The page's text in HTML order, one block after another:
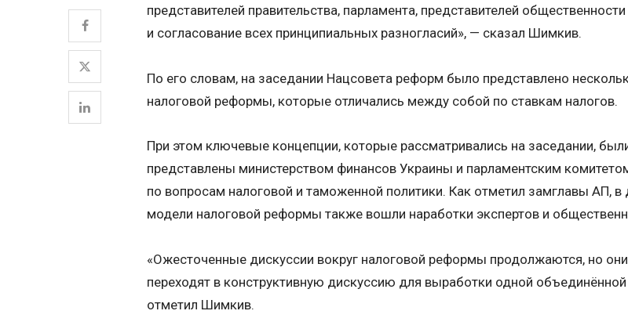
представителей правительства, парламента, представителей общественности
и согласование всех принципиальных разногласий», — сказал Шимкив.
По его словам, на заседании Нацсовета реформ было представлено
налоговой реформы, которые отличались между собой по ставкам налогов.
При этом ключевые концепции, которые рассматривались на заседании,
представлены министерством финансов Украины и парламентским
по вопросам налоговой и таможенной политики. Как отметил замглавы АП, в
модели налоговой реформы также вошли наработки экспертов и
«Ожесточенные дискуссии вокруг налоговой реформы продолжаются, но
переходят в конструктивную дискуссию для выработки одной
отметил Шимкив.